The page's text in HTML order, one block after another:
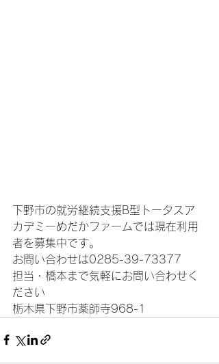
下野市の就労継続支援B型トータスア
カデミーめだかファームでは現在利用
者を募集中です。
お問い合わせは0285-39-73377
担当・橋本まで気軽にお問い合わせく
ださい
栃木県下野市薬師寺968-1